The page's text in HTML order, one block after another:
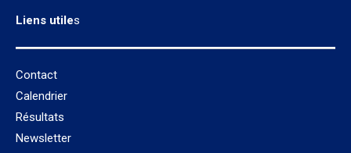
Liens utiles
Contact
Calendrier
Résultats
Newsletter